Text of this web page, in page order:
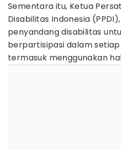
Sementara itu, Ketua
Disabilitas Indonesia
penyandang disabilitas
berpartisipasi dalam
termasuk menggunakan